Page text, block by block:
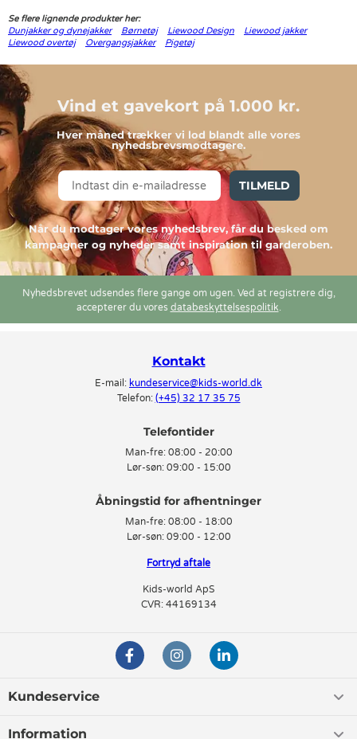
Se flere lignende produkter her:
Dunjakker og dynejakker
Børnetøj Liewood Design
Liewood jakker
Liewood overtøj
Overgangsjakker Pigetøj
Vind et gavekort på 1.000 kr.
Hver måned trækker vi lod blandt alle vores
nyhedsbrevsmodtagere.
TILMELD
Når du modtager vores nyhedsbrev, får du besked om
kampagner og nyheder samt inspiration til garderoben.
Nyhedsbrevet udsendes flere gange om ugen. Ved at registrere dig,
accepterer du vores databeskyttelsespolitik.
Kontakt
E-mail: kundeservice@kids-world.dk
Telefon: (+45) 32 17 35 75
Telefontider
Man-fre: 08:00 - 20:00
Lør-søn: 09:00 - 15:00
Man-fre: 08:00 - 18:00
Lør-søn: 09:00 - 12:00
Fortryd aftale
Kids-world ApS
CVR: 44169134
Kundeservice
Information